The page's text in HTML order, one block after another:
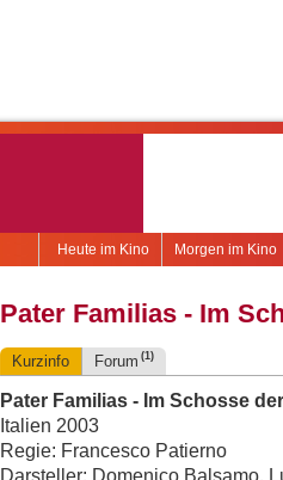
Morgen im Kino
Heute im Kino
Pater Familias - Im
Kurzinfo Forum (1)
Pater Familias - Im Schosse
Italien 2003
Regie: Francesco Patierno
Darsteller: Domenico Balsamo,